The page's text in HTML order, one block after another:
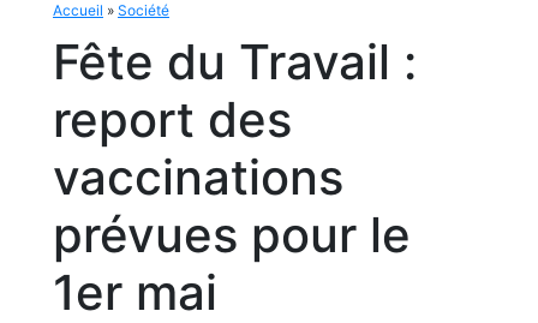
Accueil » Société
Fête du Travail :
report des
vaccinations
prévues pour le
1er mai